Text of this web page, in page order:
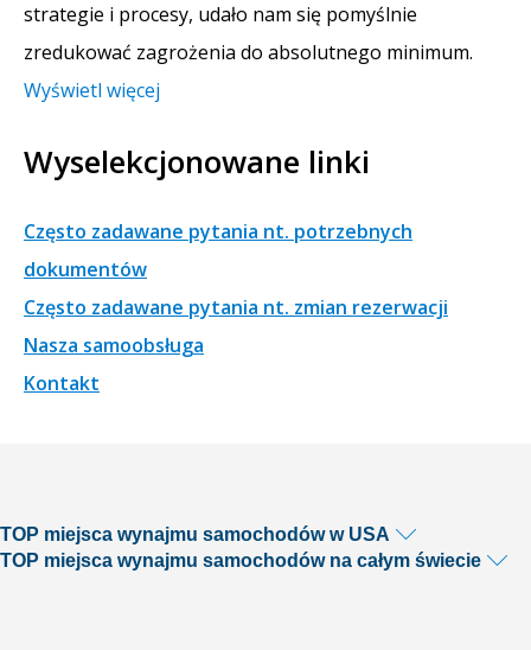
strategie i procesy, udało nam się pomyślnie
zredukować zagrożenia do absolutnego minimum.
Wyświetl więcej
Wyselekcjonowane linki
Często zadawane pytania nt. potrzebnych
dokumentów
Często zadawane pytania nt. zmian rezerwacji
Nasza samoobsługa
Kontakt
TOP miejsca wynajmu samochodów w USA
TOP miejsca wynajmu samochodów na całym świecie